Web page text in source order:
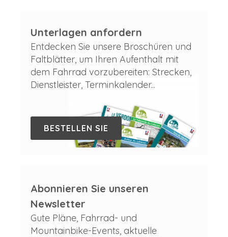
Unterlagen anfordern
Entdecken Sie unsere Broschüren und
Faltblätter, um Ihren Aufenthalt mit
dem Fahrrad vorzubereiten: Strecken,
Dienstleister, Terminkalender...
BESTELLEN SIE
Abonnieren Sie unseren
Newsletter
Gute Pläne, Fahrrad- und
Mountainbike-Events, aktuelle